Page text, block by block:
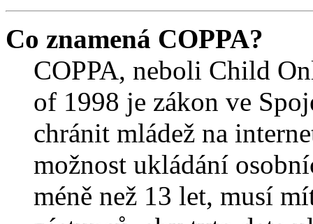
Co znamená COPPA?
COPPA, neboli Child
of 1998 je zákon ve
chránit mládež na
možnost ukládání
méně než 13 let, musí